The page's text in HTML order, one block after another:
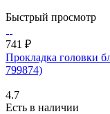
Быстрый просмотр
741 ₽
Прокладка головки
799874)
4.7
Есть в наличии